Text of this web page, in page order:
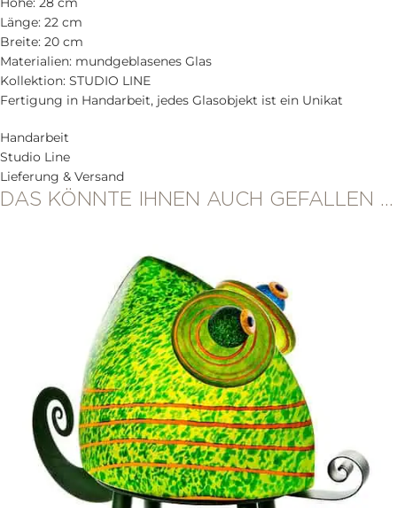
Länge: 22 cm
Breite: 20 cm
Materialien: mundgeblasenes Glas
Kollektion: STUDIO LINE
Fertigung in Handarbeit, jedes Glasobjekt ist ein Unikat
Handarbeit
Studio Line
Lieferung & Versand
DAS KÖNNTE IHNEN AUCH GEFALLEN …